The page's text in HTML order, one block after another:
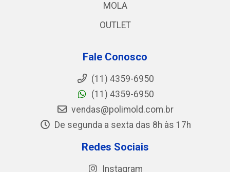
MOLA
OUTLET
Fale Conosco
(11) 4359-6950
(11) 4359-6950
vendas@polimold.com.br
De segunda a sexta das 8h às 17h
Redes Sociais
Instagram